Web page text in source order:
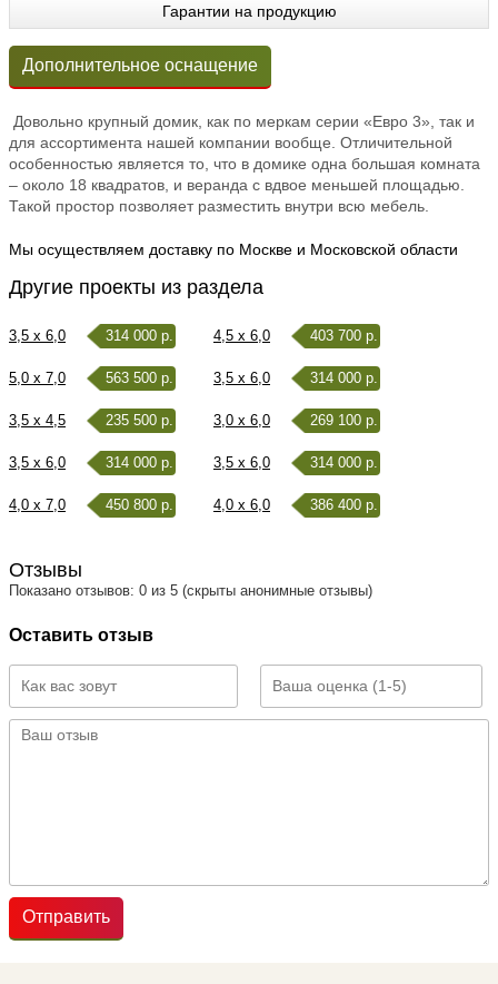
Гарантии на продукцию
Дополнительное оснащение
Довольно крупный домик, как по меркам серии «Евро 3», так и
для ассортимента нашей компании вообще. Отличительной
особенностью является то, что в домике одна большая комната
– около 18 квадратов, и веранда с вдвое меньшей площадью.
Такой простор позволяет разместить внутри всю мебель.
Мы осуществляем доставку по Москве и Московской области
Другие проекты из раздела
3,5 x 6,0 314 000 р. 4,5 x 6,0 403 700 р.
5,0 x 7,0 563 500 р. 3,5 x 6,0 314 000 р.
3,5 x 4,5 235 500 р. 3,0 x 6,0 269 100 р.
3,5 x 6,0 314 000 р. 3,5 x 6,0 314 000 р.
4,0 x 7,0 450 800 р. 4,0 x 6,0 386 400 р.
Отзывы
Показано отзывов: 0 из 5 (скрыты анонимные отзывы)
Оставить отзыв
Отправить